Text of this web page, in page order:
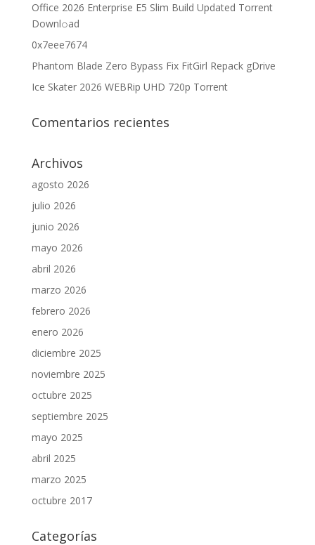
Office 2026 Enterprise E5 Slim Build Updated Torrent
Downl𝚘аd
0x7eee7674
Phantom Blade Zero Bypass Fix FitGirl Repack gDrive
Ice Skater 2026 WEBRip UHD 720p Torrent
Comentarios recientes
Archivos
agosto 2026
julio 2026
junio 2026
mayo 2026
abril 2026
marzo 2026
febrero 2026
enero 2026
diciembre 2025
noviembre 2025
octubre 2025
septiembre 2025
mayo 2025
abril 2025
marzo 2025
octubre 2017
Categorías